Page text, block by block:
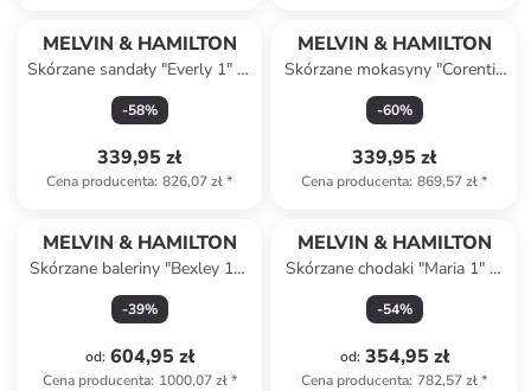
MELVIN & HAMILTON
Skórzane sandały "Everly 1" w
kolorze czarnym
-58%
339,95 zł
Cena producenta: 826,07 zł*
MELVIN & HAMILTON
Skórzane mokasyny "Corentin
3" w kolorze jasnobrązowym
-60%
339,95 zł
Cena producenta: 869,57 zł*
MELVIN & HAMILTON
Skórzane baleriny "Bexley 10"
w kolorze czarnym z paskiem
-39%
od: 604,95 zł
Cena producenta: 1000,07 zł*
MELVIN & HAMILTON
Skórzane chodaki "Maria 1" w
kolorze kremowym
-54%
od: 354,95 zł
Cena producenta: 782,57 zł*